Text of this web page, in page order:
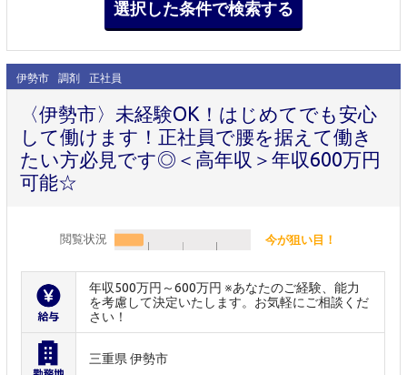
伊勢市 調剤 正社員
〈伊勢市〉未経験OK！はじめてでも安心
して働けます！正社員で腰を据えて働き
たい方必見です◎＜高年収＞年収600万円
可能☆
閲覧状況 今が狙い目！
年収500万円～600万円 ※あなたのご経験、能力
を考慮して決定いたします。お気軽にご相談くだ
さい！
三重県 伊勢市